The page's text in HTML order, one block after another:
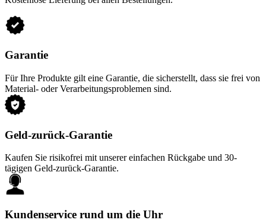
Garantie
Für Ihre Produkte gilt eine Garantie, die sicherstellt, dass sie frei von
Material- oder Verarbeitungsproblemen sind.
Geld-zurück-Garantie
Kaufen Sie risikofrei mit unserer einfachen Rückgabe und 30-
tägigen Geld-zurück-Garantie.
Kundenservice rund um die Uhr